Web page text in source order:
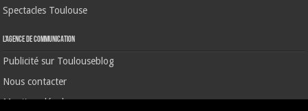
Spectacles Toulouse
L’agence de communication
Publicité sur Toulouseblog
Nous contacter
Mentions légales